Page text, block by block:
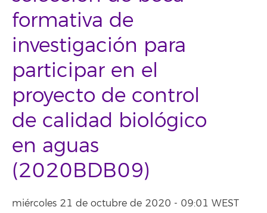
formativa de
investigación para
participar en el
proyecto de control
de calidad biológico
en aguas
(2020BDB09)
miércoles 21 de octubre de 2020 - 09:01 WEST